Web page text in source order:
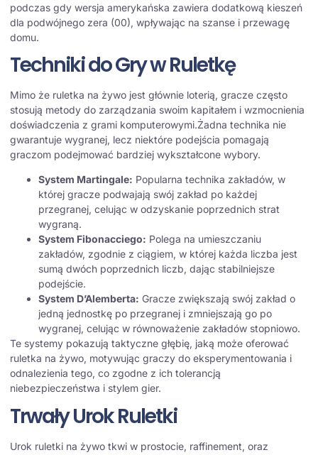
podczas gdy wersja amerykańska zawiera dodatkową kieszeń
dla podwójnego zera (00), wpływając na szanse i przewagę
domu.
Techniki do Gry w Ruletkę
Mimo że ruletka na żywo jest głównie loterią, gracze często
stosują metody do zarządzania swoim kapitałem i wzmocnienia
doświadczenia z grami komputerowymi.Żadna technika nie
gwarantuje wygranej, lecz niektóre podejścia pomagają
graczom podejmować bardziej wykształcone wybory.
System Martingale: Popularna technika zakładów, w
której gracze podwajają swój zakład po każdej
przegranej, celując w odzyskanie poprzednich strat
wygraną.
System Fibonacciego: Polega na umieszczaniu
zakładów, zgodnie z ciągiem, w której każda liczba jest
sumą dwóch poprzednich liczb, dając stabilniejsze
podejście.
System D’Alemberta: Gracze zwiększają swój zakład o
jedną jednostkę po przegranej i zmniejszają go po
wygranej, celując w równoważenie zakładów stopniowo.
Te systemy pokazują taktyczne głębię, jaką może oferować
ruletka na żywo, motywując graczy do eksperymentowania i
odnalezienia tego, co zgodne z ich tolerancją
niebezpieczeństwa i stylem gier.
Trwały Urok Ruletki
Urok ruletki na żywo tkwi w prostocie, raffinement, oraz